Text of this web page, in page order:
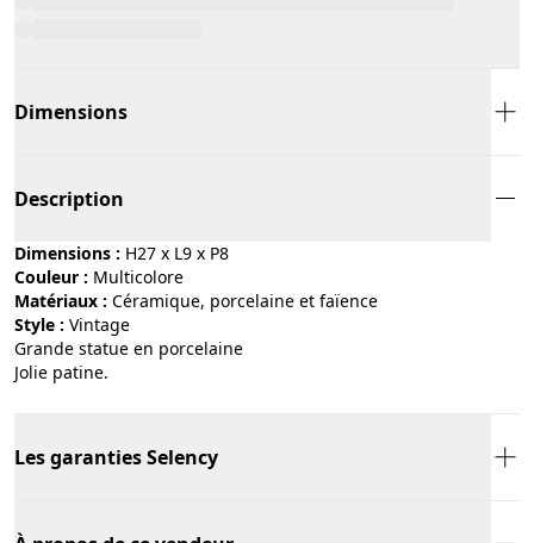
Dimensions
Description
Dimensions : H27 x L9 x P8
Couleur :
multicolore
Matériaux :
céramique, porcelaine et faïence
Style :
vintage
Grande statue en porcelaine
Jolie patine.
Les garanties Selency